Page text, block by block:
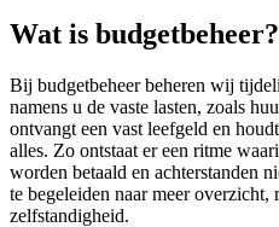
Wat is budgetbeheer?
Bij budgetbeheer beheren wij
namens u de vaste lasten, zoals
ontvangt een vast leefgeld en
alles. Zo ontstaat er een ritme
worden betaald en achterstanden
te begeleiden naar meer
zelfstandigheid.